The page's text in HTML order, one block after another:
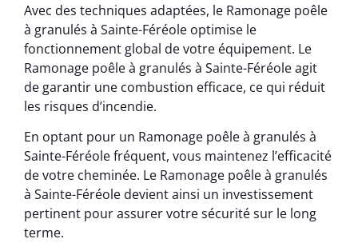
Avec des techniques adaptées, le Ramonage poêle
à granulés à Sainte-Féréole optimise le
fonctionnement global de votre équipement. Le
Ramonage poêle à granulés à Sainte-Féréole agit
de garantir une combustion efficace, ce qui réduit
les risques d’incendie.
En optant pour un Ramonage poêle à granulés à
Sainte-Féréole fréquent, vous maintenez l’efficacité
de votre cheminée. Le Ramonage poêle à granulés
à Sainte-Féréole devient ainsi un investissement
pertinent pour assurer votre sécurité sur le long
terme.